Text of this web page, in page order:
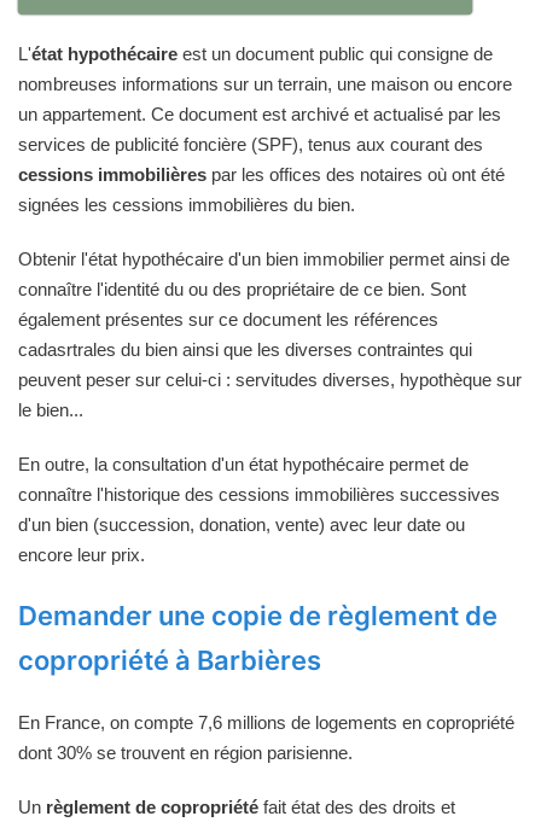
L'état hypothécaire est un document public qui consigne de
nombreuses informations sur un terrain, une maison ou encore
un appartement. Ce document est archivé et actualisé par les
services de publicité foncière (SPF), tenus aux courant des
cessions immobilières par les offices des notaires où ont été
signées les cessions immobilières du bien.
Obtenir l'état hypothécaire d'un bien immobilier permet ainsi de
connaître l'identité du ou des propriétaire de ce bien. Sont
également présentes sur ce document les références
cadasrtrales du bien ainsi que les diverses contraintes qui
peuvent peser sur celui-ci : servitudes diverses, hypothèque sur
le bien...
En outre, la consultation d'un état hypothécaire permet de
connaître l'historique des cessions immobilières successives
d'un bien (succession, donation, vente) avec leur date ou
encore leur prix.
Demander une copie de règlement de
copropriété à Barbières
En France, on compte 7,6 millions de logements en copropriété
dont 30% se trouvent en région parisienne.
Un règlement de copropriété fait état des des droits et